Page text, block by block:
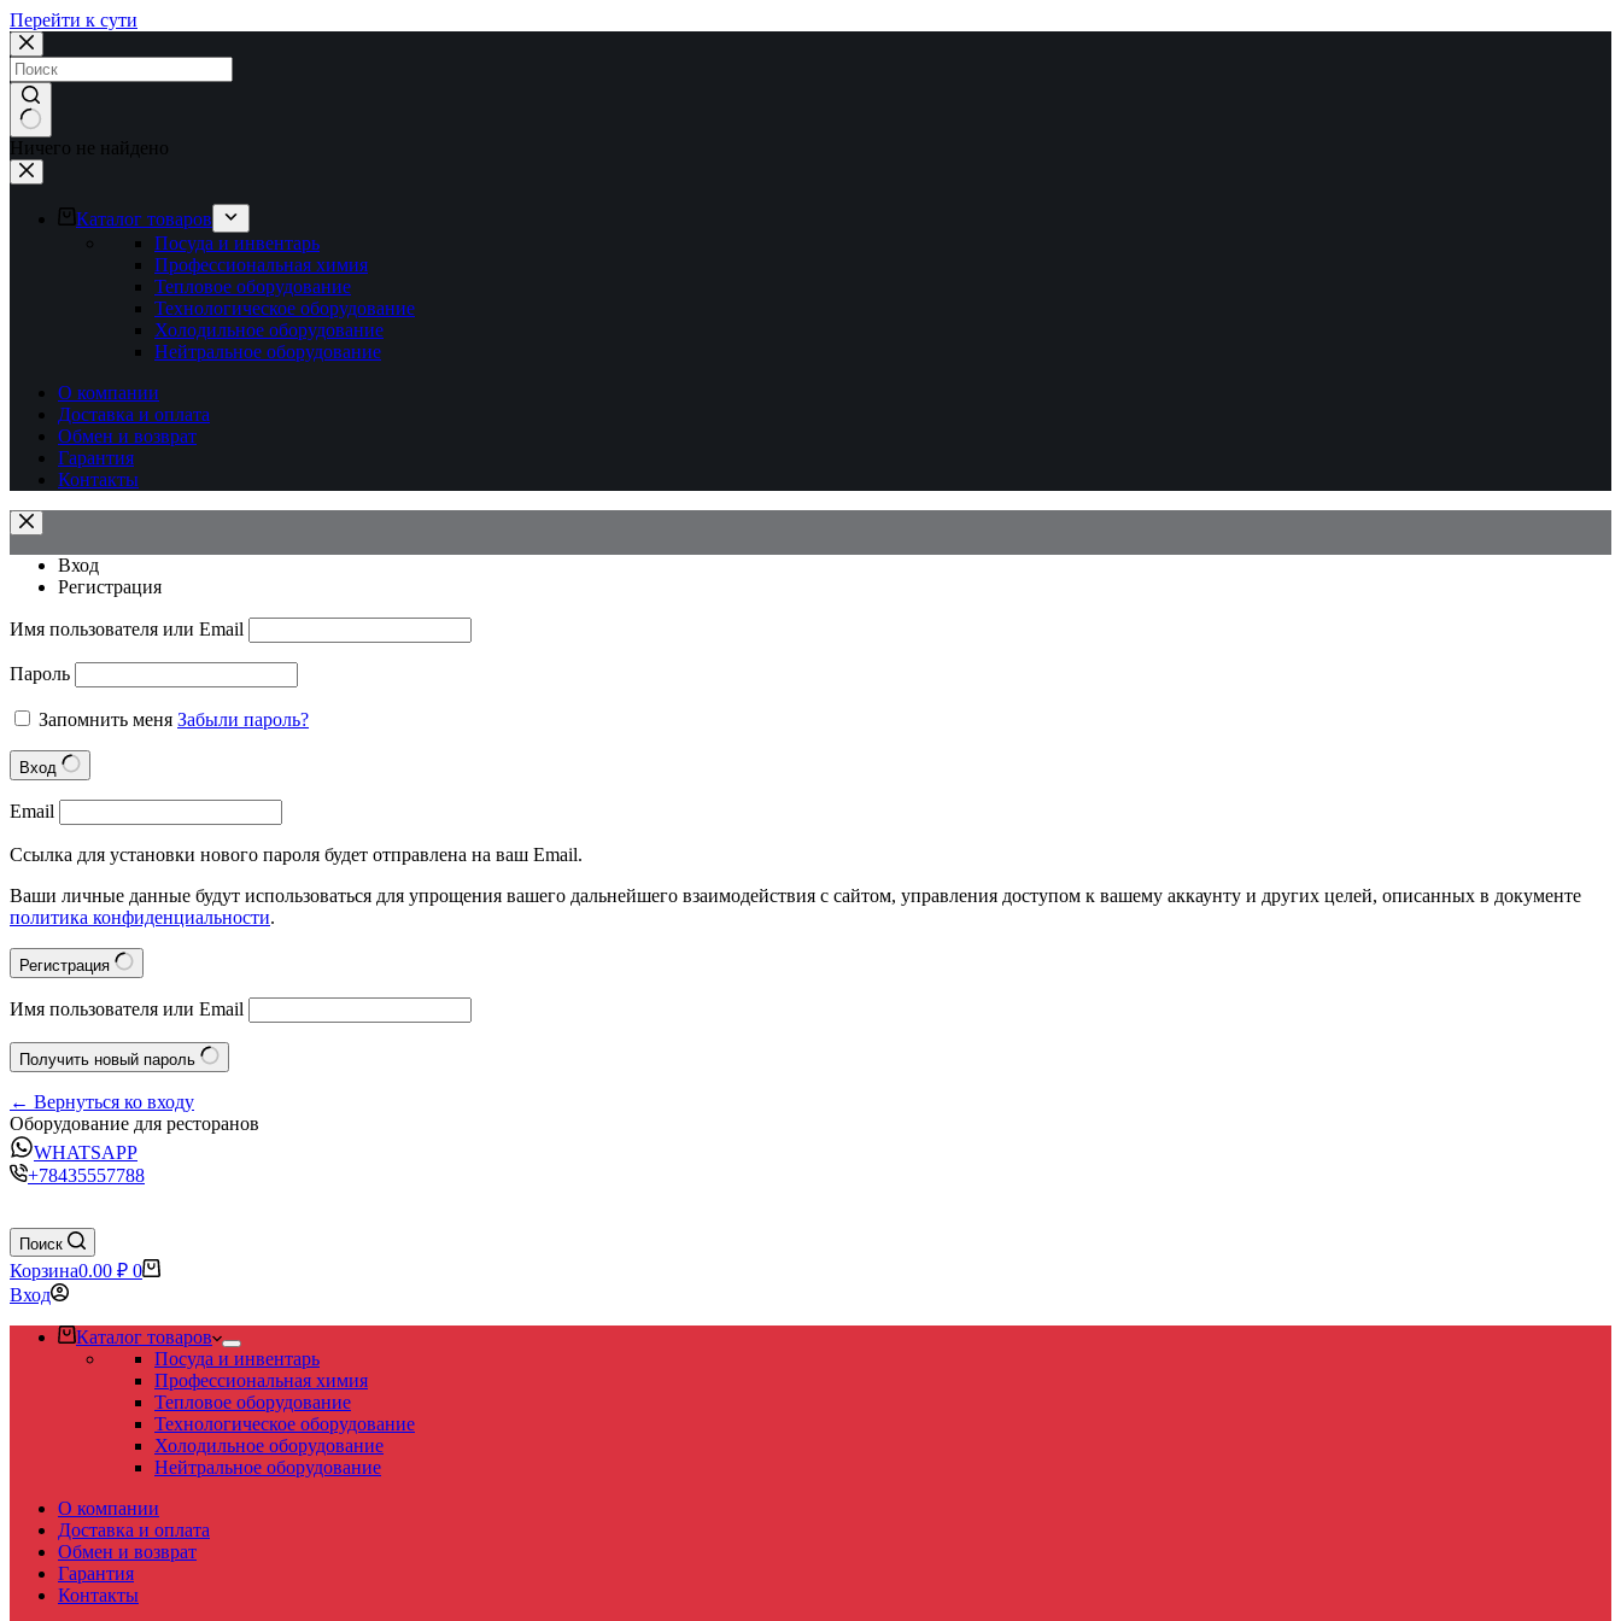
Перейти к сути
Ничего не найдено
Каталог товаров
Посуда и инвентарь
Профессиональная химия
Тепловое оборудование
Технологическое оборудование
Холодильное оборудование
Нейтральное оборудование
О компании
Доставка и оплата
Обмен и возврат
Гарантия
Контакты
Вход
Регистрация
Имя пользователя или Email
Пароль
Запомнить меня Забыли пароль?
Вход
Email
Ссылка для установки нового пароля будет отправлена на ваш Email.
Ваши личные данные будут использоваться для упрощения вашего дальнейшего взаимодействия с сайтом, управления доступом к вашему аккаунту и других целей, описанных в документе
политика конфиденциальности.
Регистрация
Имя пользователя или Email
Получить новый пароль
← Вернуться ко входу
Оборудование для ресторанов
WHATSAPP
+78435557788
Поиск
Корзина0.00 ₽ 0
Вход
Каталог товаров
Посуда и инвентарь
Профессиональная химия
Тепловое оборудование
Технологическое оборудование
Холодильное оборудование
Нейтральное оборудование
О компании
Доставка и оплата
Обмен и возврат
Гарантия
Контакты